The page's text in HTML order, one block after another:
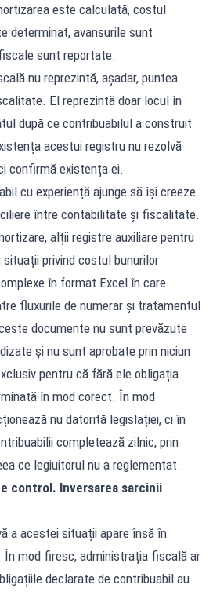
este calculată, costul
determinat, avansurile sunt
sunt reportate.
nu reprezintă, așadar, puntea
El reprezintă doar locul în
după ce contribuabilul a construit
acestui registru nu rezolvă
confirmă existența ei.
cu experiență ajunge să își creeze
între contabilitate și fiscalitate.
alții registre auxiliare pentru
privind costul bunurilor
în format Excel în care
fluxurile de numerar și tratamentul
documente nu sunt prevăzute
și nu sunt aprobate prin niciun
pentru că fără ele obligația
în mod corect. În mod
nu datorită legislației, ci în
completează zilnic, prin
ce legiuitorul nu a reglementat.
control. Inversarea sarcinii
a acestei situații apare însă în
mod firesc, administrația fiscală ar
declarate de contribuabil au